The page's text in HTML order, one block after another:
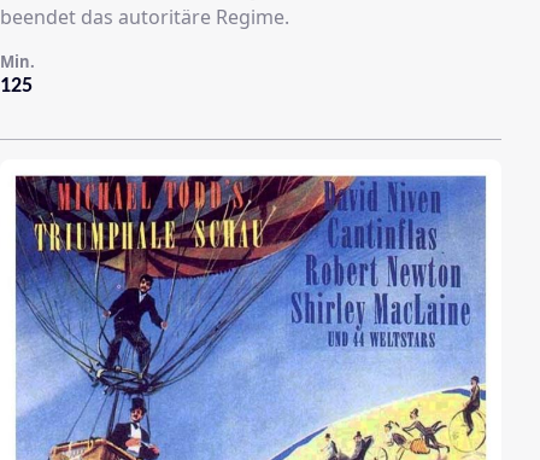
beendet das autoritäre Regime.
125
Min.